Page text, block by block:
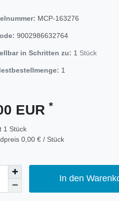
MCP-163276
9002986632764
in Schritten zu: 1 Stück
1
EUR *
1 Stück
0,00 € / Stück
In den